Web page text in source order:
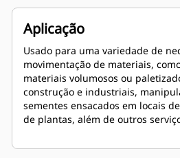
Aplicação
Usado para uma variedade de
movimentação de materiais,
materiais volumosos ou
construção e industriais,
sementes ensacados em locais
de plantas, além de outros